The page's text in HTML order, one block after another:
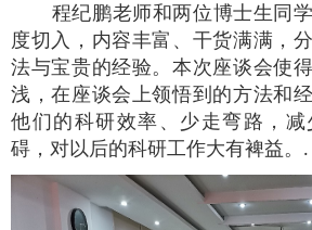
程纪鹏老师和两位博士生同
度切入，内容丰富、干货满满，
法与宝贵的经验。本次座谈会使
浅，在座谈会上领悟到的方法和
他们的科研效率、少走弯路，减
碍，对以后的科研工作大有裨益。 .